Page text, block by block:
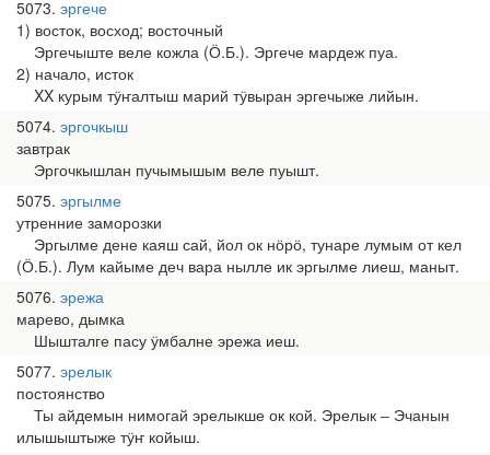
5073 эргече
1) восток, восход; восточный
Эргечыште веле кожла (Ӧ.Б.). Эргече мардеж пуа.
2) начало, исток
XX курым тӱҥалтыш марий тӱвыран эргечыже лийын.
5074 эргочкыш
завтрак
Эргочкышлан пучымышым веле пуышт.
5075 эргылме
утренние заморозки
Эргылме дене каяш сай, йол ок нӧрӧ, тунаре лумым от кел
(Ӧ.Б.). Лум кайыме деч вара нылле ик эргылме лиеш, маныт.
5076 эрежа
марево, дымка
Шышталге пасу ӱмбалне эрежа иеш.
5077 эрелык
постоянство
Ты айдемын нимогай эрелыкше ок кой. Эрелык ‒ Эчанын
илышыштыже тӱҥ койыш.